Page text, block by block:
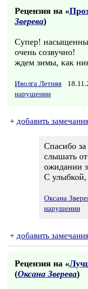
Рецензия на «
Зверева)
Супер!
очень созвучно!
ждем зимы, как
Иволга Летняя
нарушении
+ добавить
Спасибо
слышать
ожидании
С
Оксана
нарушении
+ добавить
Рецензия на «
(Оксана Зверева)